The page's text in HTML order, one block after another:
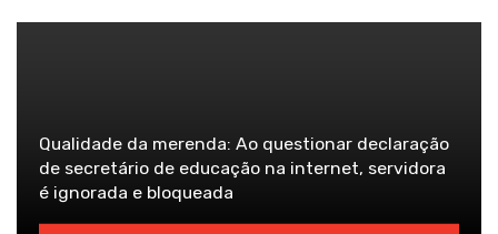
Qualidade da merenda: Ao questionar declaração
de secretário de educação na internet, servidora
é ignorada e bloqueada